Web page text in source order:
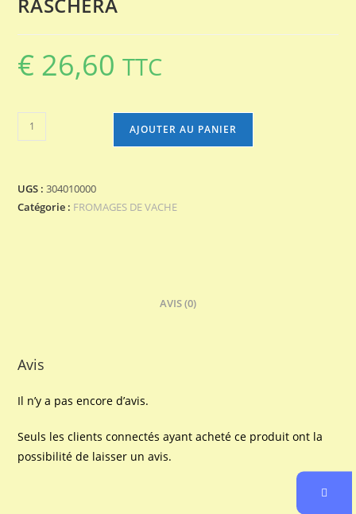
€ 26,60 TTC
quantité
de
AJOUTER AU PANIER
UGS :304010000
Catégorie : FROMAGES DE VACHE
AVIS (0)
Avis
Il n’y a pas encore d’avis.
Seuls les clients connectés ayant acheté ce produit ont la
possibilité de laisser un avis.